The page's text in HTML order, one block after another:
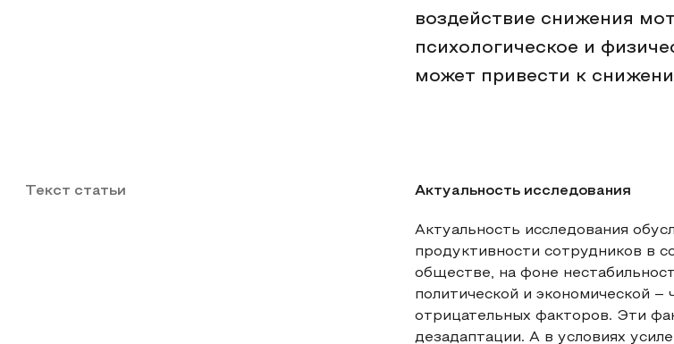
воздействие снижения
психологическое и
может привести к
Текст статьи Актуальность исследования
Актуальность исследования
продуктивности сотрудников в
обществе, на фоне
политической и экономической
отрицательных факторов. Эти
дезадаптации. А в условиях